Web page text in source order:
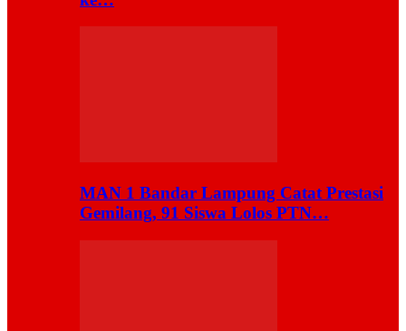
MAN 1 Bandar Lampung Catat Prestasi
Gemilang, 91 Siswa Lolos PTN…